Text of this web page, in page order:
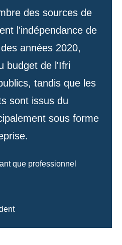
des sources de
l'indépendance de
années 2020,
budget de l'Ifri
tandis que les
sont issus du
sous forme
que professionnel